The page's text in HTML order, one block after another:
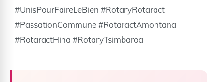
#UnisPourFaireLeBien #RotaryRotaract
#PassationCommune #RotaractAmontana
#RotaractHina #RotaryTsimbaroa